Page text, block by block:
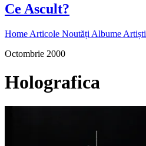
Ce Ascult?
Home Articole Noutăți Albume Artiști
Octombrie 2000
Holografica